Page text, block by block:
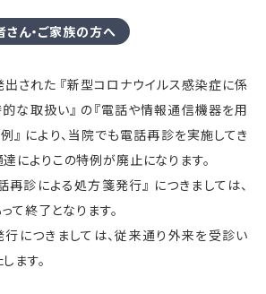
さん・ご家族の方へ
出された 『新型コロナウイルス感染症に係
な取扱い』 の『電話や情報通信機器を用
』 により、当院でも電話再診を実施してき
によりこの特例が廃止になります。
再診による処方箋発行』 につきましては、
て終了となります。
につきましては、従来通り外来を受診い
ます。